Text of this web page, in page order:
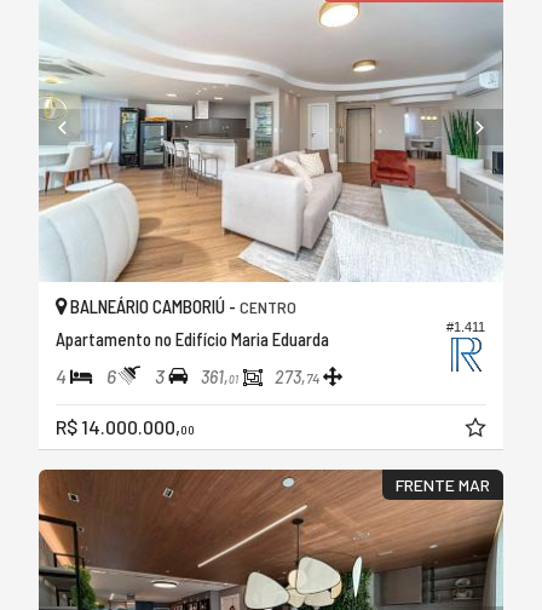
#1.411
BALNEÁRIO CAMBORIÚ - CENTRO
Apartamento no Edifício Maria Eduarda
4 6 3 361,01 273,74
R$ 14.000.000,00
FRENTE MAR